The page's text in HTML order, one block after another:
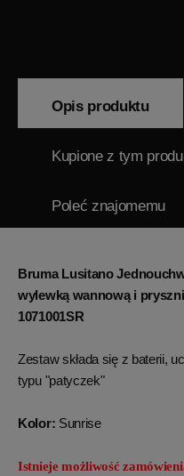
Opis produktu
Kupione z tym
Poleć znajomemu
Bruma Lusitano
wylewką wannową i
1071001SR
Zestaw składa się z baterii,
typu "patyczek"
Kolor: Sunrise
Istnieje możliwość